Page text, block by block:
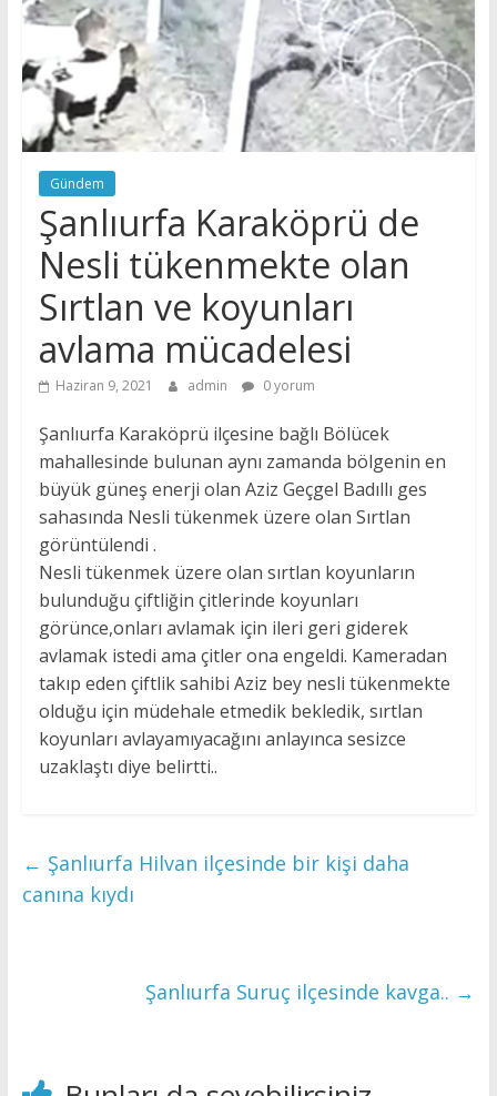
Gündem
Şanlıurfa Karaköprü de
Nesli tükenmekte olan
Sırtlan ve koyunları
avlama mücadelesi
Haziran 9, 2021 admin 0 yorum
Şanlıurfa Karaköprü ilçesine bağlı Bölücek
mahallesinde bulunan aynı zamanda bölgenin en
büyük güneş enerji olan Aziz Geçgel Badıllı ges
sahasında Nesli tükenmek üzere olan Sırtlan
görüntülendi .
Nesli tükenmek üzere olan sırtlan koyunların
bulunduğu çiftliğin çitlerinde koyunları
görünce,onları avlamak için ileri geri giderek
avlamak istedi ama çitler ona engeldi. Kameradan
takıp eden çiftlik sahibi Aziz bey nesli tükenmekte
olduğu için müdehale etmedik bekledik, sırtlan
koyunları avlayamıyacağını anlayınca sesizce
uzaklaştı diye belirtti..
← Şanlıurfa Hilvan ilçesinde bir kişi daha
canına kıydı
Şanlıurfa Suruç ilçesinde kavga.. →